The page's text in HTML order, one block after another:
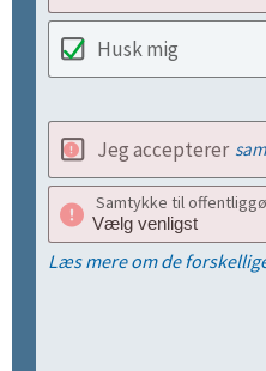
Husk mig
Jeg accepterer
Samtykke til
Læs mere om de